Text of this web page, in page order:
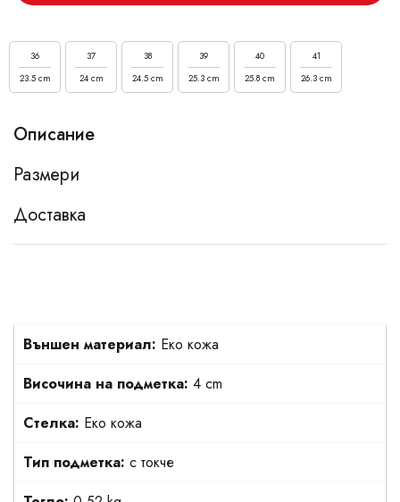
36
23.5 cm
37
24 cm
38
24.5 cm
39
25.3 cm
40
25.8 cm
41
26.3 cm
Описание
Размери
Доставка
Външен материал: Еко кожа
Височина на подметка: 4 cm
Стелка: Еко кожа
Тип подметка: с токче